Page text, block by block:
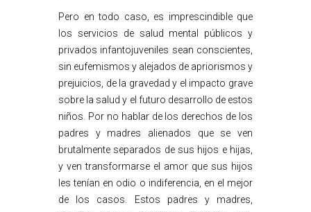
Pero en todo caso, es imprescindible que
los servicios de salud mental públicos y
privados infantojuveniles sean conscientes,
sin eufemismos y alejados de apriorismos y
prejuicios, de la gravedad y el impacto grave
sobre la salud y el futuro desarrollo de estos
niños. Por no hablar de los derechos de los
padres y madres alienados que se ven
brutalmente separados de sus hijos e hijas,
y ven transformarse el amor que sus hijos
les tenían en odio o indiferencia, en el mejor
de los casos. Estos padres y madres,